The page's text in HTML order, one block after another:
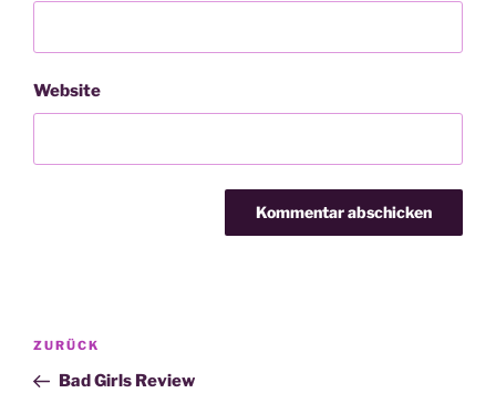
Website
Beitragsnavigation
Vorheriger
Beitrag
ZURÜCK
Bad Girls Review